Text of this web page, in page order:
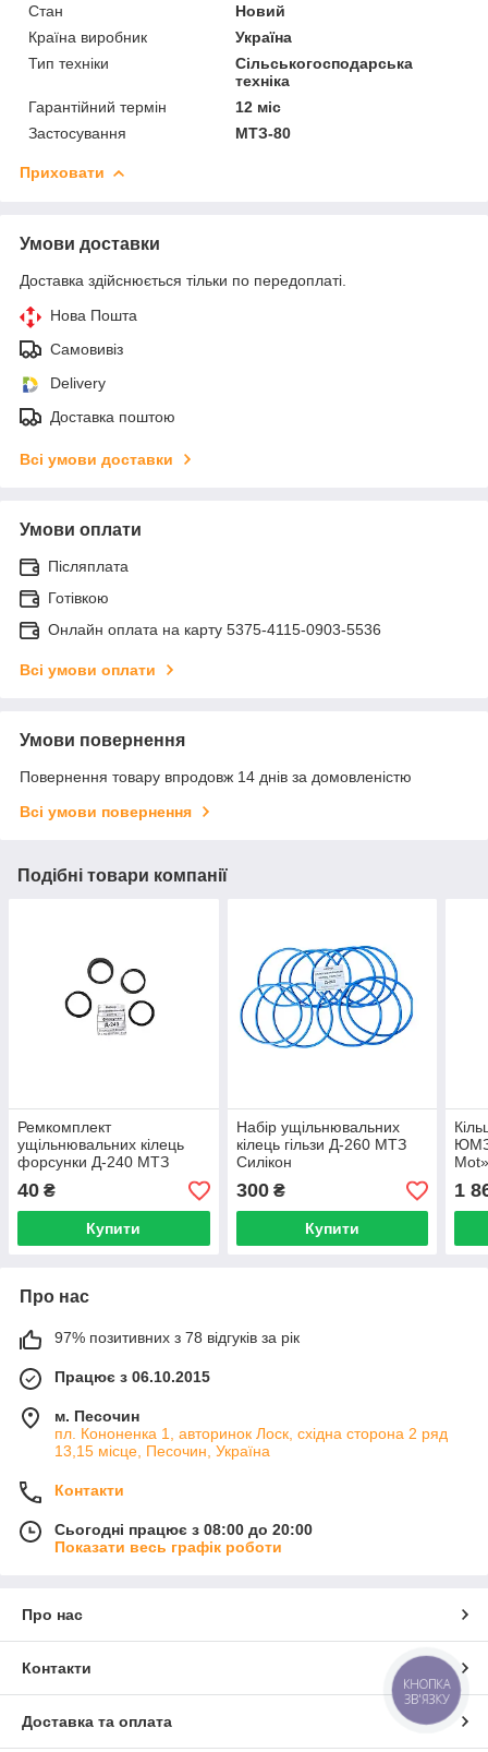
Стан
Новий
Країна виробник
Україна
Тип техніки
Сільськогосподарська
техніка
Гарантійний термін
12 міс
Застосування
МТЗ-80
Приховати
Умови доставки
Доставка здійснюється тільки по передоплаті.
Нова Пошта
Самовивіз
Delivery
Доставка поштою
Всі умови доставки
Умови оплати
Післяплата
Готівкою
Онлайн оплата на карту 5375-4115-0903-5536
Всі умови оплати
Умови повернення
Повернення товару впродовж 14 днів за домовленістю
Всі умови повернення
Подібні товари компанії
Ремкомплект
ущільнювальних кілець
форсунки Д-240 МТЗ
40 ₴
Купити
Набір ущільнювальних
кілець гільзи Д-260 МТЗ
Силікон
300₴
Купити
1
Про нас
97% позитивних з 78 відгуків за рік
Працює з 06.10.2015
м. Песочин
пл. Кононенка 1, авторинок Лоск, східна сторона 2 ряд
13,15 місце, Песочин, Україна
Контакти
Сьогодні працює з 08:00 до 20:00
Показати весь графік роботи
Про нас
Контакти
Доставка та оплата
КНОПКА
ЗВ'ЯЗКУ